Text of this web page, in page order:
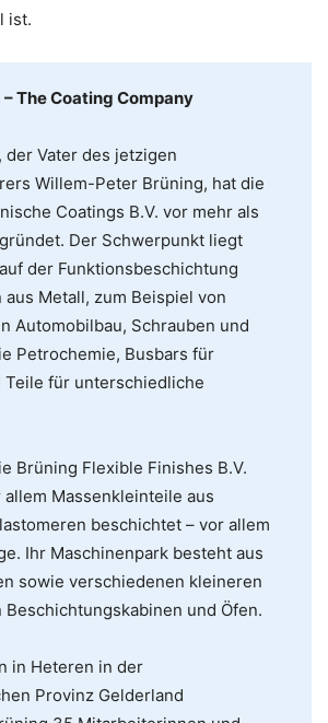
ist.
The Coating Company
der Vater des jetzigen
Willem-Peter Brüning, hat die
Coatings B.V. vor mehr als
Der Schwerpunkt liegt
der Funktionsbeschichtung
aus Metall, zum Beispiel von
Automobilbau, Schrauben und
Petrochemie, Busbars für
Teile für unterschiedliche
Brüning Flexible Finishes B.V.
Massenkleinteile aus
beschichtet – vor allem
Ihr Maschinenpark besteht aus
sowie verschiedenen kleineren
und Öfen.
in Heteren in der
Provinz Gelderland